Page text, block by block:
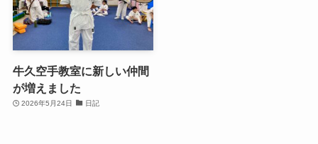
牛久空手教室に新しい仲間
が増えました
2026年5月24日 日記